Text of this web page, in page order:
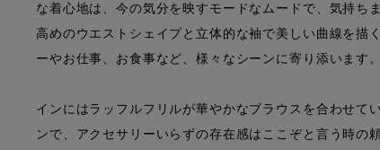
な着心地は、今の気分を映すモードなムードで、気持ち
高めのウエストシェイプと立体的な袖で美しい曲線を描
ーやお仕事、お食事など、様々なシーンに寄り添います。
インにはラッフルフリルが華やかなブラウスを合わせて
ンで、アクセサリーいらずの存在感はここぞと言う時の